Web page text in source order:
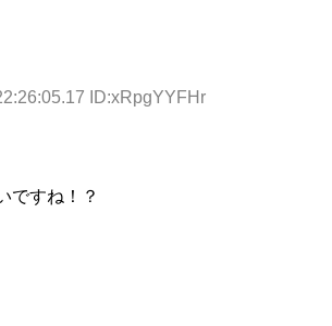
ID:xRpgYYFHr
ですね！？